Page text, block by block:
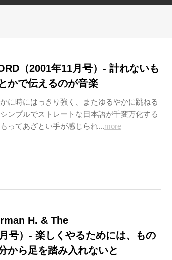
（2001年11月号）- 計れないも
かで伝えるのが音楽
に時にはっきり強く、またゆるやかに跳ねる
ンプルでストレートな日本語が千変万化する
ってあざとい手が感じられ...more
H. & The
号）- 楽しくやるためには、もの
から足を踏み入れないと